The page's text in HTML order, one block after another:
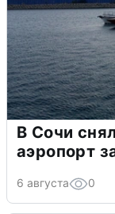
В Сочи
аэропорт
6 августа 0